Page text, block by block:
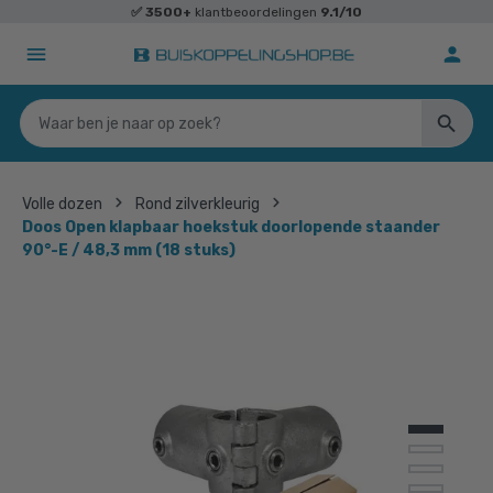
✅ 3500+ klantbeoordelingen 9.1/10
Volle dozen
Rond zilverkleurig
Doos Open klapbaar hoekstuk doorlopende staander
90°-E / 48,3 mm (18 stuks)